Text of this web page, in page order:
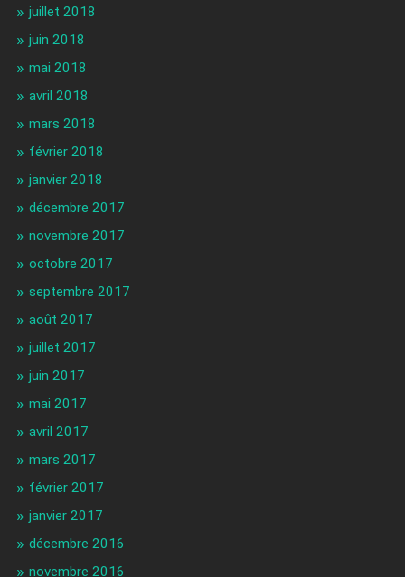
juillet 2018
juin 2018
mai 2018
avril 2018
mars 2018
février 2018
janvier 2018
décembre 2017
novembre 2017
octobre 2017
septembre 2017
août 2017
juillet 2017
juin 2017
mai 2017
avril 2017
mars 2017
février 2017
janvier 2017
décembre 2016
novembre 2016